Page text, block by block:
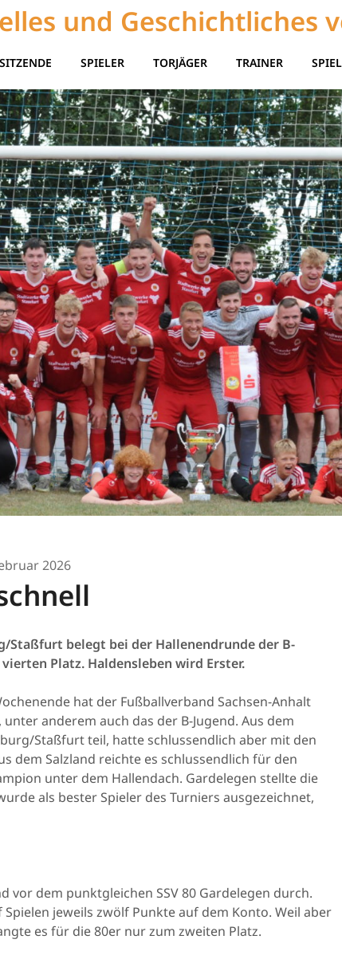
und Geschichtliches
SPIELER TORJÄGER TRAINER
2026
Staßfurt belegt bei der Hallenendrunde der B-
Platz. Haldensleben wird Erster.
hat der Fußballverband Sachsen-Anhalt
anderem auch das der B-Jugend. Aus dem
Staßfurt teil, hatte schlussendlich aber mit den
dem Salzland reichte es schlussendlich für den
unter dem Hallendach. Gardelegen stellte die
als bester Spieler des Turniers ausgezeichnet,
vor dem punktgleichen SSV 80 Gardelegen durch.
jeweils zwölf Punkte auf dem Konto. Weil aber
es für die 80er nur zum zweiten Platz.